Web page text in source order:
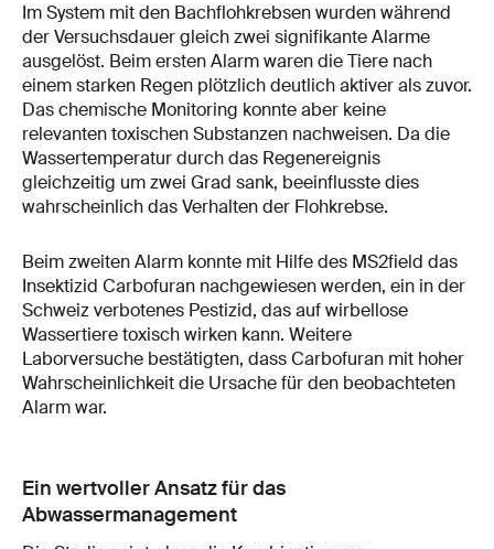
Im System mit den Bachflohkrebsen wurden während
der Versuchsdauer gleich zwei signifikante Alarme
ausgelöst. Beim ersten Alarm waren die Tiere nach
einem starken Regen plötzlich deutlich aktiver als zuvor.
Das chemische Monitoring konnte aber keine
relevanten toxischen Substanzen nachweisen. Da die
Wassertemperatur durch das Regenereignis
gleichzeitig um zwei Grad sank, beeinflusste dies
wahrscheinlich das Verhalten der Flohkrebse.
Beim zweiten Alarm konnte mit Hilfe des MS2field das
Insektizid Carbofuran nachgewiesen werden, ein in der
Schweiz verbotenes Pestizid, das auf wirbellose
Wassertiere toxisch wirken kann. Weitere
Laborversuche bestätigten, dass Carbofuran mit hoher
Wahrscheinlichkeit die Ursache für den beobachteten
Alarm war.
Ein wertvoller Ansatz für das
Abwassermanagement